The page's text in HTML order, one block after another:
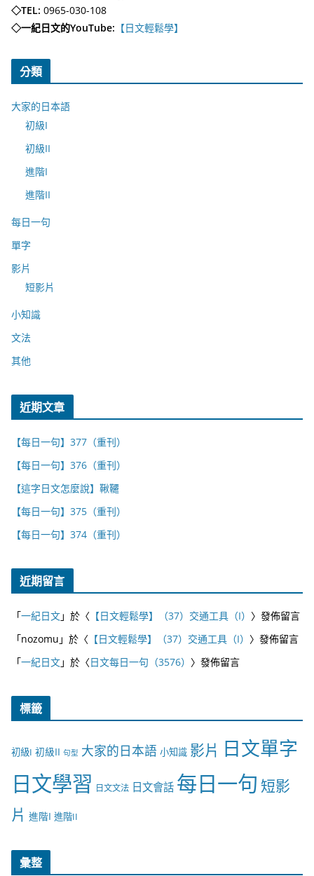
◇TEL: 0965-030-108
◇一紀日文的YouTube: 【日文輕鬆學】
分類
大家的日本語
初級I
初級II
進階I
進階II
每日一句
單字
影片
短影片
小知識
文法
其他
近期文章
【每日一句】377（重刊）
【每日一句】376（重刊）
【這字日文怎麼說】鞦韆
【每日一句】375（重刊）
【每日一句】374（重刊）
近期留言
「一紀日文」於〈 【日文輕鬆學】（37）交通工具（I） 〉發佈留言
「nozomu 」於〈 【日文輕鬆學】（37）交通工具（I） 〉發佈留言
「一紀日文」於〈日文每日一句（3576） 〉發佈留言
標籤
初級I 初級II 句型 大家的日本語 小知識 影片 日文單字
日文學習 日文文法 日文會話 每日一句 短影
片 進階I 進階II
彙整